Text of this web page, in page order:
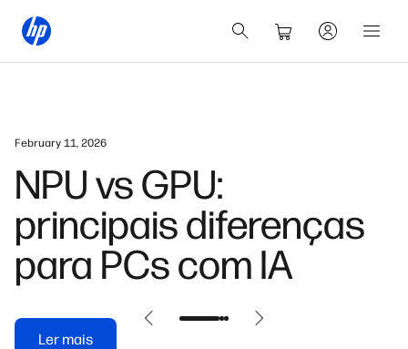
May 21, 2026
Como fazer backup do
iPhone no Windows
sem iTunes
Ler mais